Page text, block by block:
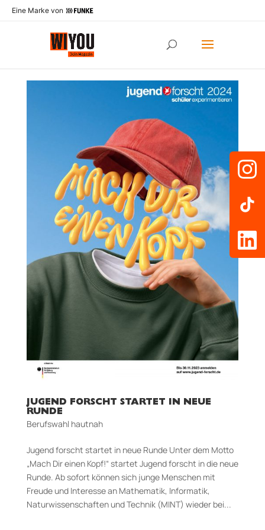
Eine Marke von
JUGEND FORSCHT STARTET IN NEUE
RUNDE
Berufswahl hautnah
Jugend forscht startet in neue Runde Unter dem Motto
„Mach Dir einen Kopf!“ startet Jugend forscht in die neue
Runde. Ab sofort können sich junge Menschen mit
Freude und Interesse an Mathematik, Informatik,
Naturwissenschaften und Technik (MINT) wieder bei...